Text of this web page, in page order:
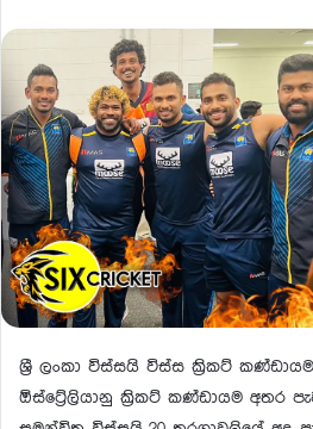
ශ්‍රී ලංකා විස්සයි විස්ස ක්‍රිකට්
ඕස්ට්‍රේලියානු ක්‍රිකට් කණ්ඩායම අතර